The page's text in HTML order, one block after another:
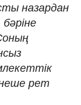
назардан
рет